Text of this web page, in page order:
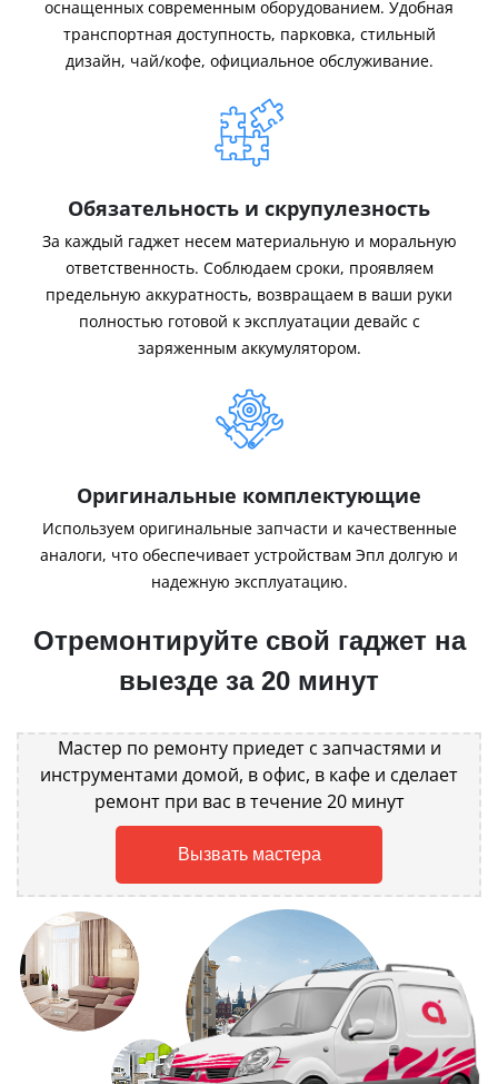
оснащенных современным оборудованием. Удобная
транспортная доступность, парковка, стильный
дизайн, чай/кофе, официальное обслуживание.
Обязательность и скрупулезность
За каждый гаджет несем материальную и моральную
ответственность. Соблюдаем сроки, проявляем
предельную аккуратность, возвращаем в ваши руки
полностью готовой к эксплуатации девайс с
заряженным аккумулятором.
Оригинальные комплектующие
Используем оригинальные запчасти и качественные
аналоги, что обеспечивает устройствам Эпл долгую и
надежную эксплуатацию.
Отремонтируйте свой гаджет на
выезде за 20 минут
Мастер по ремонту приедет с запчастями и
инструментами домой, в офис, в кафе и сделает
ремонт при вас в течение 20 минут
Вызвать мастера